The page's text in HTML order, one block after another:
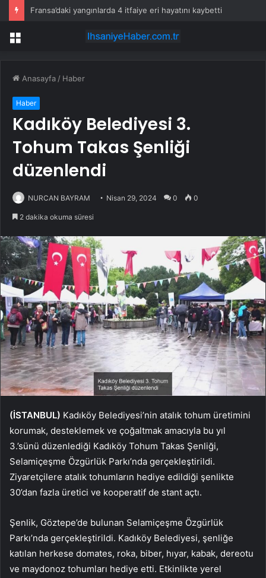
Fransa’daki yangınlarda 4 itfaiye eri hayatını kaybetti
Menü
Anasayfa / Haber
Haber
Kadıköy Belediyesi 3.
Tohum Takas Şenliği
düzenlendi
NURCAN BAYRAM Nisan 29, 2024 0 0
2 dakika okuma süresi
(İSTANBUL) Kadıköy Belediyesi’nin atalık tohum üretimini
korumak, desteklemek ve çoğaltmak amacıyla bu yıl
3.’sünü düzenlediği Kadıköy Tohum Takas Şenliği,
Selamiçeşme Özgürlük Parkı’nda gerçekleştirildi.
Ziyaretçilere atalık tohumların hediye edildiği şenlikte
30’dan fazla üretici ve kooperatif de stant açtı.
Şenlik, Göztepe’de bulunan Selamiçeşme Özgürlük
Parkı’nda gerçekleştirildi. Kadıköy Belediyesi, şenliğe
katılan herkese domates, roka, biber, hıyar, kabak, dereotu
ve maydonoz tohumları hediye etti. Etkinlikte yerel